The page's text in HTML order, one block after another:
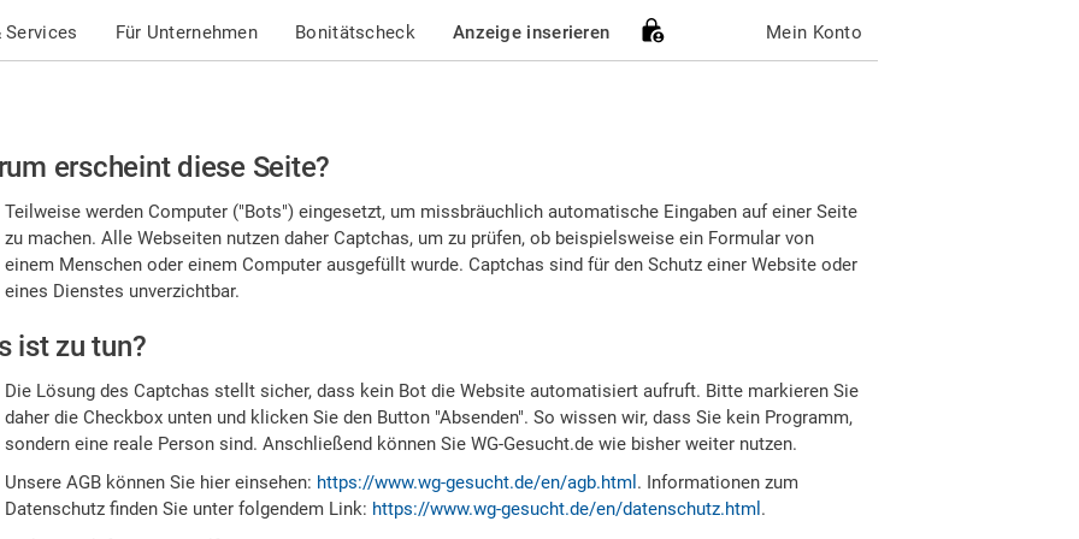
Services Für Unternehmen Bonitätscheck Anzeige inserieren Mein Konto
erscheint diese Seite?
Teilweise werden Computer ("Bots") eingesetzt, um missbräuchlich automatische Eingaben auf einer Seite
zu machen. Alle Webseiten nutzen daher Captchas, um zu prüfen, ob beispielsweise ein Formular von
einem Menschen oder einem Computer ausgefüllt wurde. Captchas sind für den Schutz einer Website oder
eines Dienstes unverzichtbar.
ist zu tun?
Die Lösung des Captchas stellt sicher, dass kein Bot die Website automatisiert aufruft. Bitte markieren Sie
daher die Checkbox unten und klicken Sie den Button "Absenden". So wissen wir, dass Sie kein Programm,
sondern eine reale Person sind. Anschließend können Sie WG-Gesucht.de wie bisher weiter nutzen.
Unsere AGB können Sie hier einsehen: https://www.wg-gesucht.de/en/agb.html . Informationen zum
Datenschutz finden Sie unter folgendem Link: https://www.wg-gesucht.de/en/datenschutz.html .